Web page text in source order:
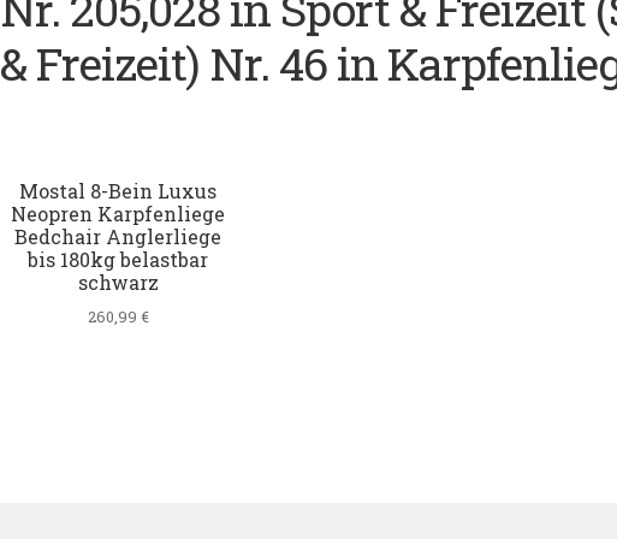
& Freizeit) Nr. 46 in
Mostal 8-Bein Luxus
Neopren Karpfenliege
Bedchair Anglerliege
bis 180kg belastbar
schwarz
260,99 €